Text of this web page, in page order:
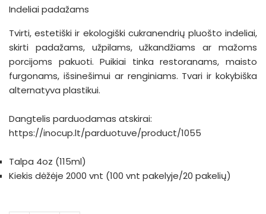
Indeliai padažams
Tvirti, estetiški ir ekologiški cukranendrių pluošto indeliai,
skirti padažams, užpilams, užkandžiams ar mažoms
porcijoms pakuoti. Puikiai tinka restoranams, maisto
furgonams, išsinešimui ar renginiams. Tvari ir kokybiška
alternatyva plastikui.
Dangtelis parduodamas atskirai:
https://inocup.lt/parduotuve/product/1055
Talpa 4oz (115ml)
Kiekis dėžėje 2000 vnt (100 vnt pakelyje/20 pakelių)